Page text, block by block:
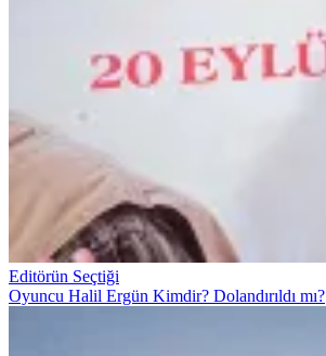
Editörün Seçtiği
Oyuncu Halil Ergün Kimdir? Dolandırıldı mı?